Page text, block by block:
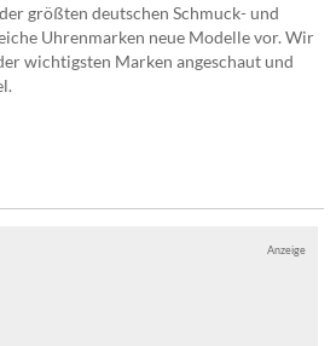
größten deutschen Schmuck- und
Uhrenmarken neue Modelle vor. Wir
wichtigsten Marken angeschaut und
Anzeige